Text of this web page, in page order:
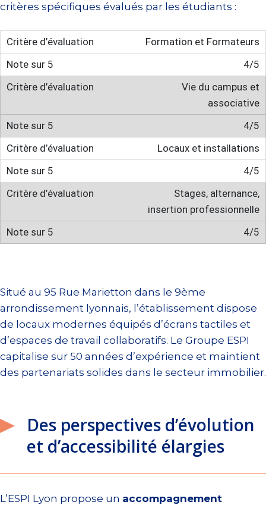
critères spécifiques évalués par les étudiants :
Formation et Formateurs
4/5
Vie du campus et
associative
4/5
Locaux et installations
4/5
Stages, alternance,
insertion professionnelle
4/5
Situé au 95 Rue Marietton dans le 9ème
arrondissement lyonnais, l’établissement dispose
de locaux modernes équipés d’écrans tactiles et
d’espaces de travail collaboratifs. Le Groupe ESPI
capitalise sur 50 années d’expérience et maintient
des partenariats solides dans le secteur immobilier.
Des perspectives d’évolution
et d’accessibilité élargies
L’ESPI Lyon propose un accompagnement